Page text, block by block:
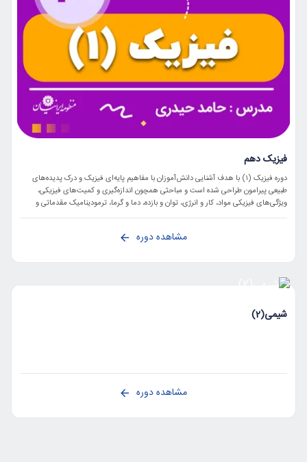
فیزیک دهم
دوره فیزیک (۱) با هدف آشنایی دانش‌آموزان با مفاهیم پایه‌ای فیزیک و درک پدیده‌های
طبیعی پیرامون طراحی شده است و مباحثی همچون اندازه‌گیری و کمیت‌های فیزیکی،
ویژگی‌های فیزیکی مواد، کار و انرژی، توان و بازده، دما و گرما، ترمودینامیک مقدماتی و
قوانین گازها را پوشش می‌دهد.
مشاهده دوره
شیمی(2)
مشاهده دوره